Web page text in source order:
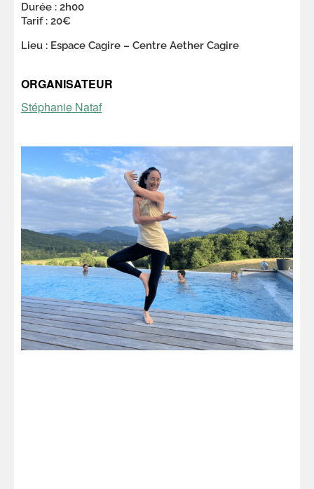
Durée : 2h00
Tarif : 20€
Lieu : Espace Cagire – Centre Aether Cagire
ORGANISATEUR
Stéphanie Nataf